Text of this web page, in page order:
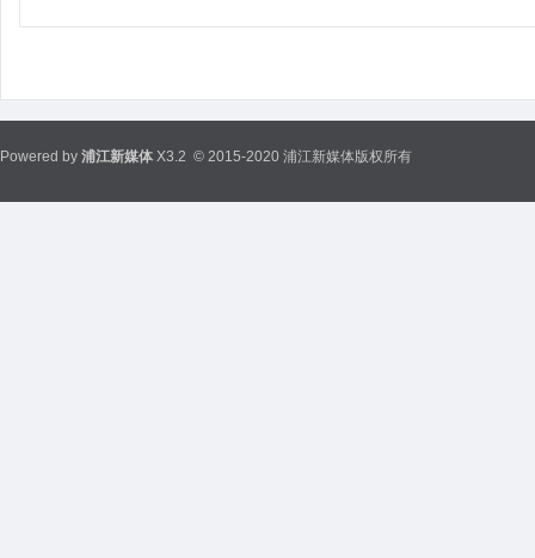
Powered by 浦江新媒体 X3.2 © 2015-2020 浦江新媒体版权所有